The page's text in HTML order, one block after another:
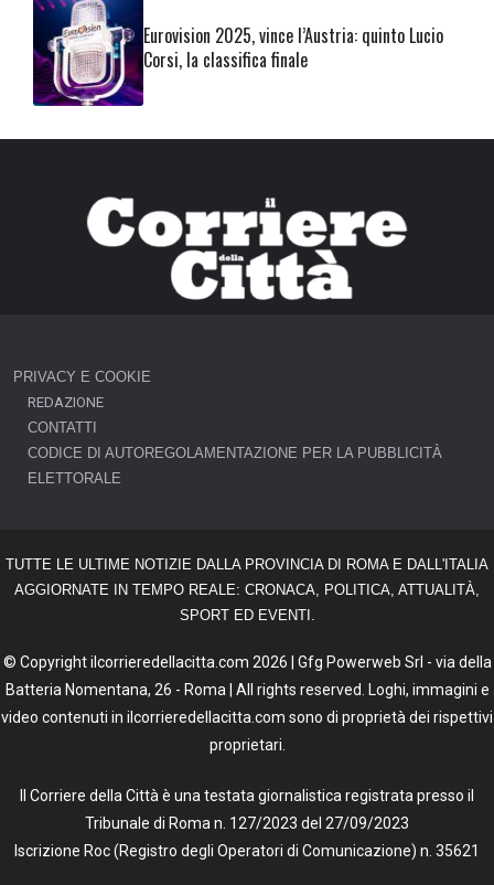
Eurovision 2025, vince l’Austria: quinto Lucio
Corsi, la classifica finale
PRIVACY E COOKIE
REDAZIONE
CONTATTI
CODICE DI AUTOREGOLAMENTAZIONE PER LA PUBBLICITÀ
ELETTORALE
TUTTE LE ULTIME NOTIZIE DALLA PROVINCIA DI ROMA E DALL'ITALIA
AGGIORNATE IN TEMPO REALE: CRONACA, POLITICA, ATTUALITÀ,
SPORT ED EVENTI.
© Copyright ilcorrieredellacitta.com 2026 | Gfg Powerweb Srl - via della
Batteria Nomentana, 26 - Roma | All rights reserved. Loghi, immagini e
video contenuti in ilcorrieredellacitta.com sono di proprietà dei rispettivi
proprietari.
Il Corriere della Città è una testata giornalistica registrata presso il
Tribunale di Roma n. 127/2023 del 27/09/2023
Iscrizione Roc (Registro degli Operatori di Comunicazione) n. 35621